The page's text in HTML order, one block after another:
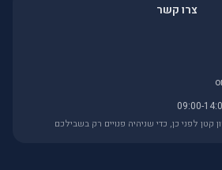
צרו קשר
קטן לפני כן, כדי שניהיה פנויים רק בשבילכם